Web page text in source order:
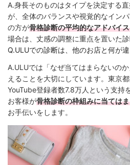
A.身長そのものはタイプを決定する
が、全体のバランスや視覚的なイン
の方が骨格診断の平均的なアドバイ
場合は、丈感の調整に重点を置いた診
Q.ULUでの診断は、他のお店と何が
A.ULUでは「なぜ当てはまらないの
えることを大切にしています。東京
YouTube登録者数7.8万人という支持
お客様が骨格診断の枠組みに当ては
お手伝いをします。